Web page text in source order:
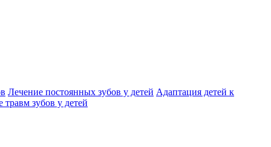
Лечение постоянных зубов у детей Адаптация детей к
травм зубов у детей